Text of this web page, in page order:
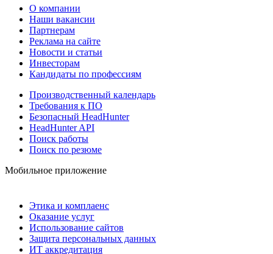
О компании
Наши вакансии
Партнерам
Реклама на сайте
Новости и статьи
Инвесторам
Кандидаты по профессиям
Производственный календарь
Требования к ПО
Безопасный HeadHunter
HeadHunter API
Поиск работы
Поиск по резюме
Мобильное приложение
Этика и комплаенс
Оказание услуг
Использование сайтов
Защита персональных данных
ИТ аккредитация